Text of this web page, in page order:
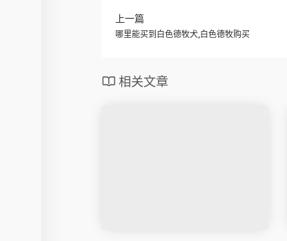
上一篇
哪里能买到白色德牧犬,白色德牧购买
相关文章